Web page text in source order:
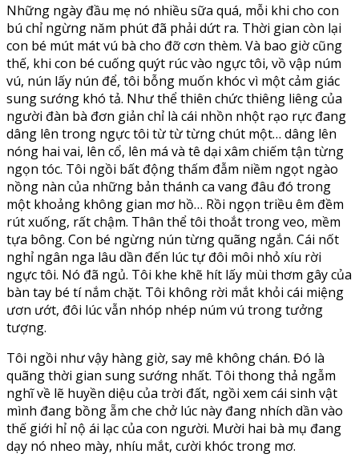
Những ngày đầu mẹ nó nhiều sữa quá, mỗi khi cho con
bú chỉ ngừng năm phút đã phải dứt ra. Thời gian còn lại
con bé mút mát vú bà cho đỡ cơn thèm. Và bao giờ cũng
thế, khi con bé cuống quýt rúc vào ngực tôi, vồ vập núm
vú, nún lấy nún để, tôi bỗng muốn khóc vì một cảm giác
sung sướng khó tả. Như thể thiên chức thiêng liêng của
người đàn bà đơn giản chỉ là cái nhồn nhột rạo rực đang
dâng lên trong ngực tôi từ từ từng chút một… dâng lên
nóng hai vai, lên cổ, lên má và tê dại xâm chiếm tận từng
ngọn tóc. Tôi ngồi bất động thấm đẫm niềm ngọt ngào
nồng nàn của những bản thánh ca vang đâu đó trong
một khoảng không gian mơ hồ… Rồi ngọn triều êm đềm
rút xuống, rất chậm. Thân thể tôi thoắt trong veo, mềm
tựa bông. Con bé ngừng nún từng quãng ngắn. Cái nốt
nghỉ ngân nga lâu dần đến lúc tự đôi môi nhỏ xíu rời
ngực tôi. Nó đã ngủ. Tôi khe khẽ hít lấy mùi thơm gây của
bàn tay bé tí nắm chặt. Tôi không rời mắt khỏi cái miệng
ươn ướt, đôi lúc vẫn nhóp nhép núm vú trong tưởng
tượng.
Tôi ngồi như vậy hàng giờ, say mê không chán. Đó là
quãng thời gian sung sướng nhất. Tôi thong thả ngẫm
nghĩ về lẽ huyền diệu của trời đất, ngồi xem cái sinh vật
mình đang bồng ẵm che chở lúc này đang nhích dần vào
thế giới hỉ nộ ái lạc của con người. Mười hai bà mụ đang
dạy nó nheo mày, nhíu mắt, cười khóc trong mơ.